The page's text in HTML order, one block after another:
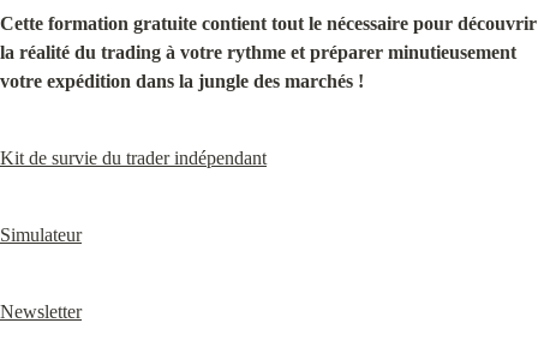
Cette formation gratuite contient tout le nécessaire pour découvrir
la réalité du trading à votre rythme et préparer minutieusement
votre expédition dans la jungle des marchés !
Kit de survie du trader indépendant
Simulateur
Newsletter